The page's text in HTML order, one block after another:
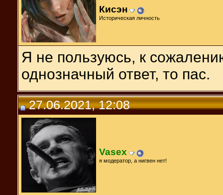
Кисэн
Историческая личность
Я не пользуюсь, к
однозначный ответ, то пас.
27.06.2021, 12:08
Vasex
я модератор, а нигвен нет!